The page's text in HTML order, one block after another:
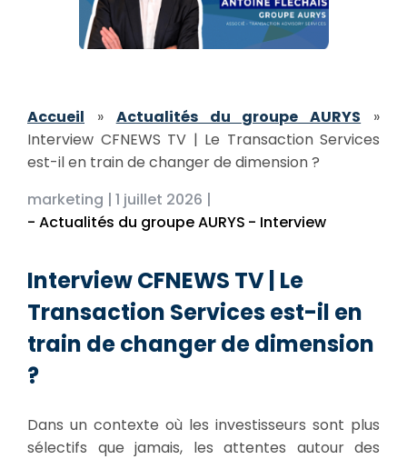
Accueil » Actualités du groupe AURYS »
Interview CFNEWS TV | Le Transaction Services
est-il en train de changer de dimension ?
marketing | 1 juillet 2026 |
- Actualités du groupe AURYS - Interview
Interview CFNEWS TV | Le
Transaction Services est-il en
train de changer de dimension
?
Dans un contexte où les investisseurs sont plus
sélectifs que jamais, les attentes autour des